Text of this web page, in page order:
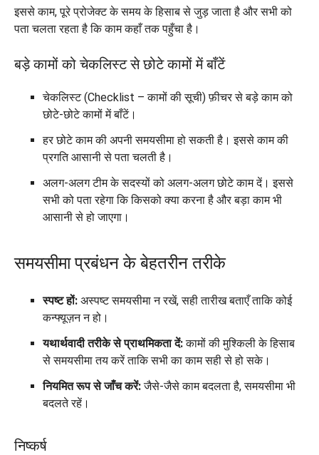
इससे काम, पूरे प्रोजेक्ट के समय के हिसाब से जुड़ जाता है और सभी को
पता चलता रहता है कि काम कहाँ तक पहुँचा है।
बड़े कामों को चेकलिस्ट से छोटे कामों में बाँटें
चेकलिस्ट (Checklist – कामों की सूची) फ़ीचर से बड़े काम को
छोटे-छोटे कामों में बाँटें।
हर छोटे काम की अपनी समयसीमा हो सकती है। इससे काम की
प्रगति आसानी से पता चलती है।
अलग-अलग टीम के सदस्यों को अलग-अलग छोटे काम दें। इससे
सभी को पता रहेगा कि किसको क्या करना है और बड़ा काम भी
आसानी से हो जाएगा।
समयसीमा प्रबंधन के बेहतरीन तरीके
स्पष्ट हों: अस्पष्ट समयसीमा न रखें, सही तारीख बताएँ ताकि कोई
कन्फ्यूज़न न हो।
यथार्थवादी तरीके से प्राथमिकता दें:कामों की मुश्किली के हिसाब
से समयसीमा तय करें ताकि सभी का काम सही से हो सके।
नियमित रूप से जाँच करें:जैसे-जैसे काम बदलता है, समयसीमा भी
बदलते रहें।
निष्कर्ष